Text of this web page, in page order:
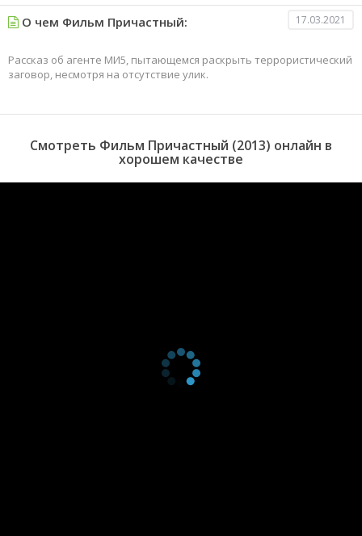
О чем Фильм Причастный: 17.03.2021
Рассказ об агенте МИ5, пытающемся раскрыть террористический
заговор, несмотря на отсутствие улик.
Смотреть Фильм Причастный (2013) онлайн в
хорошем качестве